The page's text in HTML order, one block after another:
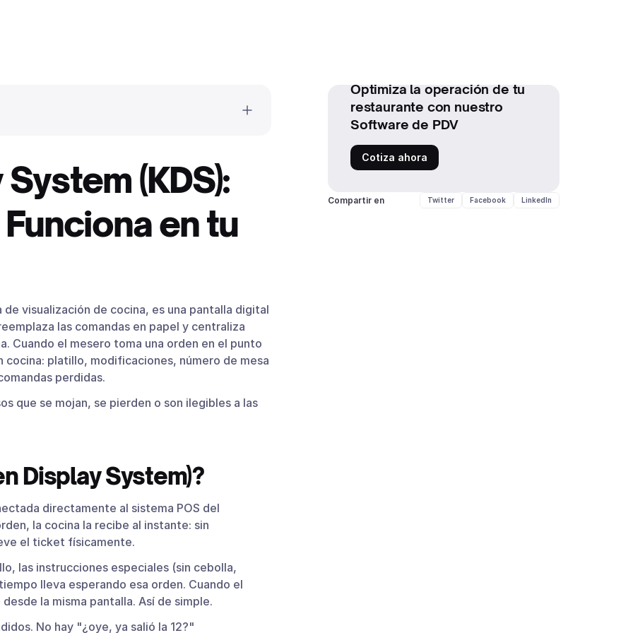
real
sucursal
que cuestan dinero
tu POS
de cocina?
pantalla?
(KDS):
en tu
de visualización de cocina, es una pantalla digital
las comandas en papel y centraliza
Cuando el mesero toma una orden en el punto
platillo, modificaciones, número de mesa
perdidas.
que se mojan, se pierden o son ilegibles a las
Display System)?
directamente al sistema POS del
la cocina la recibe al instante: sin
el ticket físicamente.
las instrucciones especiales (sin cebolla,
lleva esperando esa orden. Cuando el
la misma pantalla. Así de simple.
No hay "¿oye, ya salió la 12?"
Optimiza la operación de tu
restaurante con nuestro
Software de PDV
Cotiza ahora
Compartir en Twitter Facebook LinkedIn